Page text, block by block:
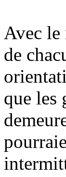
Avec le
de
que les